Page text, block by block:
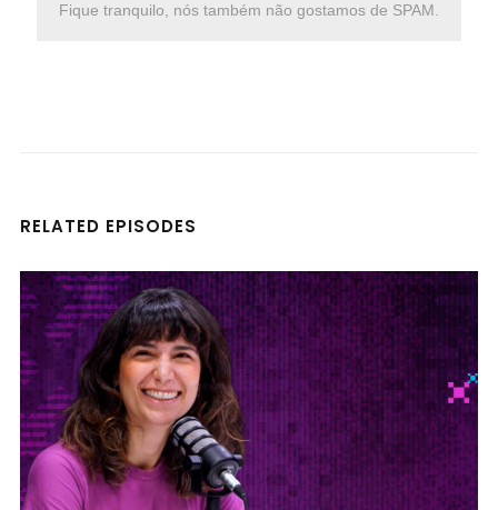
Fique tranquilo, nós também não gostamos de SPAM.
RELATED EPISODES